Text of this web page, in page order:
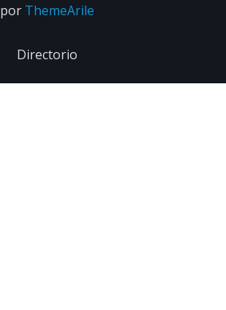
por ThemeArile
Directorio